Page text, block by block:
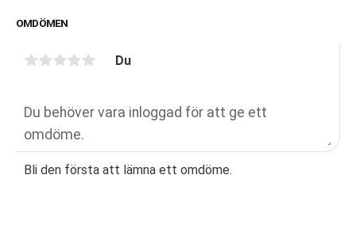
OMDÖMEN
Du
Bli den första att lämna ett omdöme.